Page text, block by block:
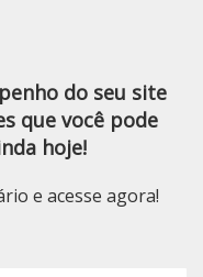
do seu site
que você pode
hoje!
e acesse agora!